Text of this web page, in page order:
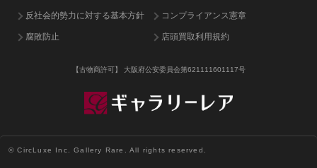
反社会的勢力に対する基本方針 コンプライアンス憲章
腐敗防止 店頭買取利用規約
【古物商許可】 大阪府公安委員会第621111601117号
© CircLuxe Inc. Gallery Rare. All rights reserved.